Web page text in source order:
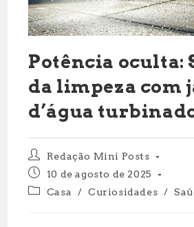
Potência oculta:
da limpeza com
d’água
Autor
do
post:
Redação Mini Posts
Post
publicado:
10 de agosto de 2025
Categoria
Casa / Curiosidades /